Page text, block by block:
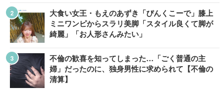
大食い女王・もえのあずき「ぴんくこーで」膝上
ミニワンピからスラリ美脚「スタイル良くて脚が
綺麗」「お人形さんみたい」
不倫の歓喜を知ってしまった…「ごく普通の主
婦」だったのに、独身男性に求められて【不倫の
清算】